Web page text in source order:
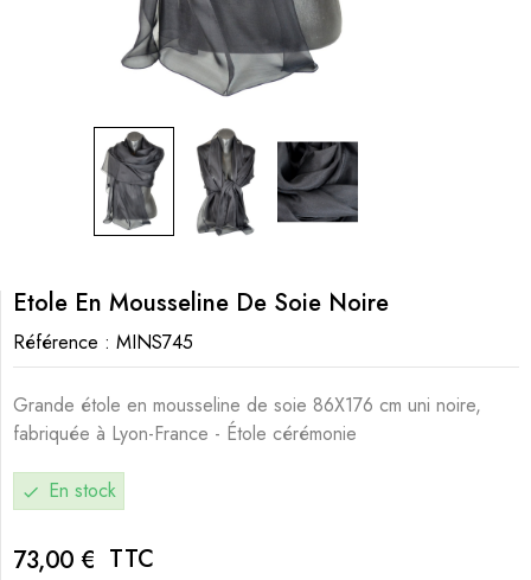
Etole En Mousseline De Soie Noire
Référence : MINS745
Grande étole en mousseline de soie 86X176 cm uni noire,
fabriquée à Lyon-France - Étole cérémonie
check En stock
73,00 € TTC